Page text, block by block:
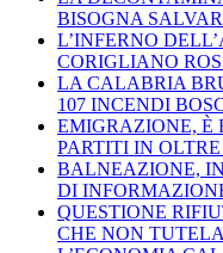
BISOGNA
L’INFERNO
CORIGLIANO
LA CALABRIA
107 INCENDI
EMIGRAZIONE, È
PARTITI IN
BALNEAZIONE,
DI
QUESTIONE
CHE NON